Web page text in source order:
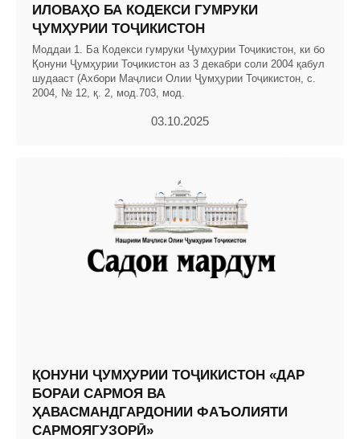
ИЛОВАҲО БА КОДЕКСИ ГУМРУКИ
ҶУМҲУРИИ ТОҶИКИСТОН
Моддаи 1. Ба Кодекси гумруки Ҷумҳурии Тоҷикистон, ки бо
Қонуни Ҷумҳурии Тоҷикистон аз 3 декабри соли 2004 қабул
шудааст (Ахбори Маҷлиси Олии Ҷумҳурии Тоҷикистон, с.
2004, № 12, қ. 2, мод.703, мод.
03.10.2025
ҚОНУНИ ҶУМҲУРИИ ТОҶИКИСТОН «ДАР
БОРАИ САРМОЯ ВА
ҲАВАСМАНДГАРДОНИИ ФАЪОЛИЯТИ
САРМОЯГУЗОРӢ»